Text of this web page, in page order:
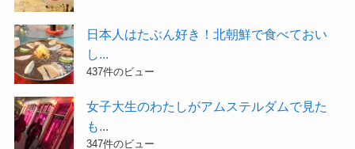
日本人はたぶん好き！北朝鮮で食べておい
し...
437件のビュー
女子大生のわたしがアムステルダムで見た
も...
347件のビュー